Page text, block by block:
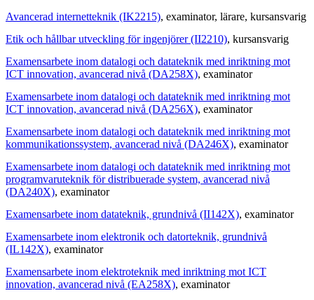
Avancerad internetteknik (IK2215), examinator, lärare, kursansvarig
Etik och hållbar utveckling för ingenjörer (II2210), kursansvarig
Examensarbete inom datalogi och datateknik med inriktning mot
ICT innovation, avancerad nivå (DA258X), examinator
Examensarbete inom datalogi och datateknik med inriktning mot
ICT innovation, avancerad nivå (DA256X), examinator
Examensarbete inom datalogi och datateknik med inriktning mot
kommunikationssystem, avancerad nivå (DA246X), examinator
Examensarbete inom datalogi och datateknik med inriktning mot
programvaruteknik för distribuerade system, avancerad nivå
(DA240X), examinator
Examensarbete inom datateknik, grundnivå (II142X), examinator
Examensarbete inom elektronik och datorteknik, grundnivå
(IL142X), examinator
Examensarbete inom elektroteknik med inriktning mot ICT
innovation, avancerad nivå (EA258X), examinator